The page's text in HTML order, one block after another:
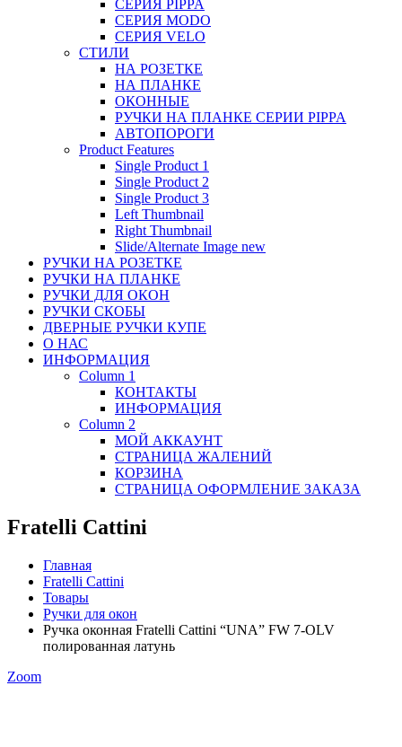
СЕРИЯ PIPPA
СЕРИЯ MODO
СЕРИЯ VELO
СТИЛИ
НА РОЗЕТКЕ
НА ПЛАНКЕ
ОКОННЫЕ
РУЧКИ НА ПЛАНКЕ СЕРИИ PIPPA
АВТОПОРОГИ
Product Features
Single Product 1
Single Product 2
Single Product 3
Left Thumbnail
Right Thumbnail
Slide/Alternate Image new
РУЧКИ НА РОЗЕТКЕ
РУЧКИ НА ПЛАНКЕ
РУЧКИ ДЛЯ ОКОН
РУЧКИ СКОБЫ
ДВЕРНЫЕ РУЧКИ КУПЕ
О НАС
ИНФОРМАЦИЯ
Column 1
КОНТАКТЫ
ИНФОРМАЦИЯ
Column 2
МОЙ АККАУНТ
СТРАНИЦА ЖАЛЕНИЙ
КОРЗИНА
СТРАНИЦА ОФОРМЛЕНИЕ ЗАКАЗА
Fratelli Cattini
Главная
Fratelli Cattini
Товары
Ручки для окон
Ручка оконная Fratelli Cattini “UNA” FW 7-OLV
полированная латунь
Zoom